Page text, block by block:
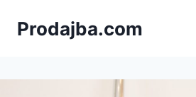
съдържанието
Prodajba.com